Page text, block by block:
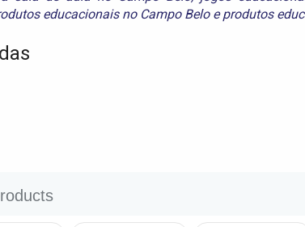
educacionais no Campo Beloeprodutos